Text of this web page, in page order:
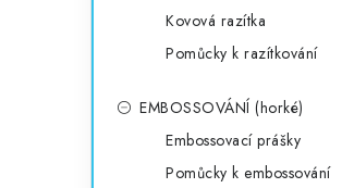
Kovová razítka
Pomůcky k razítkování
EMBOSSOVÁNÍ (horké)
Embossovací prášky
Pomůcky k embossování